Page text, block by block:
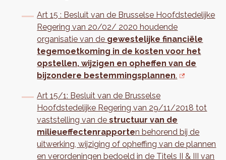
Art 15 : Besluit van de Brusselse Hoofdstedelijke
Regering van 20/02/ 2020 houdende
organisatie van de gewestelijke financiële
tegemoetkoming in de kosten voor het
opstellen, wijzigen en opheffen van de
bijzondere bestemmingsplannen.
Art 15/1: Besluit van de Brusselse
Hoofdstedelijke Regering van 29/11/2018 tot
vaststelling van destructuur van de
milieueffectenrapporten behorend bij de
uitwerking, wijziging of opheffing van de plannen
en verordeningen bedoeld in de Titels II & III van